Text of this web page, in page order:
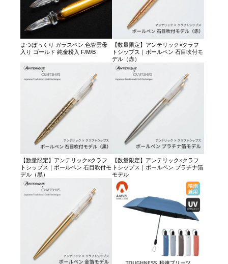
まつぼっくり ガラスペン 色管雲母
入り ゴールド 純金粉入 F/M/B
【数量限定】アンテリック×クラフ
トシップス｜ボールペン 石目吹付モ
デル（赤）
【数量限定】アンテリック×クラフ
トシップス｜ボールペン 石目吹付モ
デル（黒）
【数量限定】アンテリック×クラフ
トシップス｜ボールペン プラチナ箔
モデル